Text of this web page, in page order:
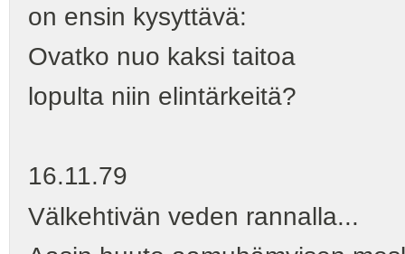
on ensin kysyttävä:
Ovatko nuo kaksi taitoa
lopulta niin elintärkeitä?
16.11.79
Välkehtivän veden rannalla...